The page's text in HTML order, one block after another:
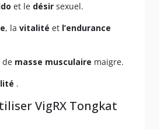
et le désir sexuel.
, la vitalité et l’endurance
de masse musculaire maigre.
.
VigRX Tongkat